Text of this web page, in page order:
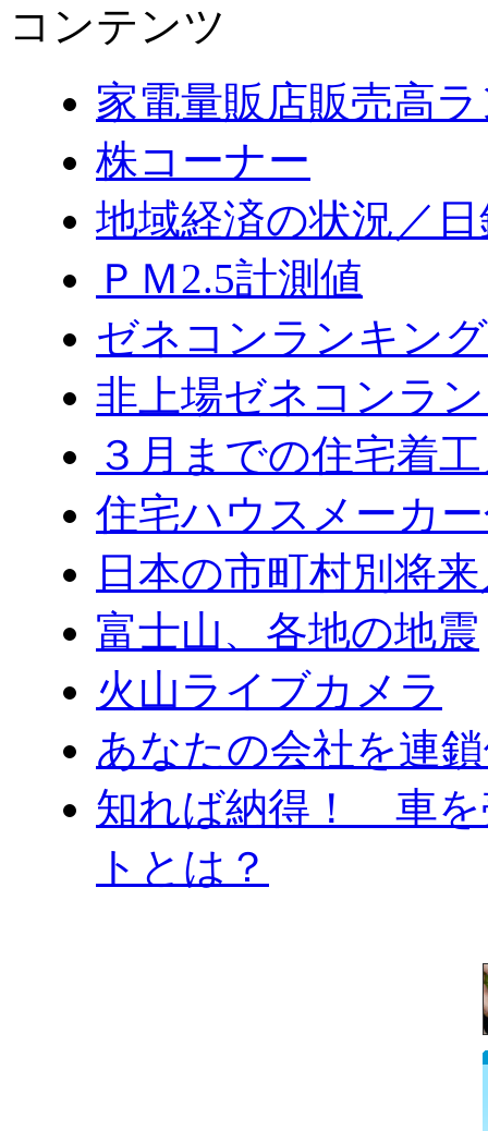
コンテンツ
家電量販店販売高
株コーナー
地域経済の状況／
ＰＭ2.5計測値
ゼネコンランキン
非上場ゼネコンラ
３月までの住宅着
住宅ハウスメーカ
日本の市町村別将
富士山、各地の地震
火山ライブカメラ
あなたの会社を連
知れば納得！ 車を
トとは？